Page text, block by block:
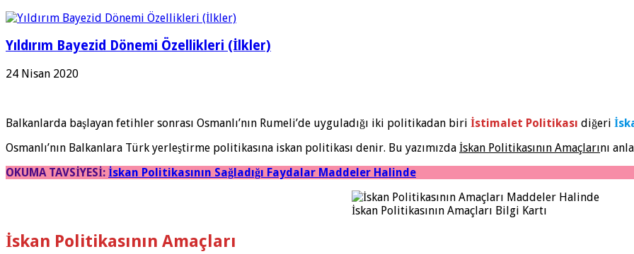
Yıldırım Bayezid Dönemi Özellikleri (İlkler)
24 Nisan 2020
Balkanlarda başlayan fetihler sonrası Osmanlı’nın Rumeli’de uyguladığı iki politikadan biri İstimalet Politikası diğeri
Osmanlı’nın Balkanlara Türk yerleştirme politikasına iskan politikası denir. Bu yazımızda İskan Politikasının Amaçlarını
OKUMA TAVSİYESİ: İskan Politikasının Sağladığı Faydalar Maddeler Halinde
İskan Politikasının Amaçları Bilgi Kartı
İskan Politikasının Amaçları